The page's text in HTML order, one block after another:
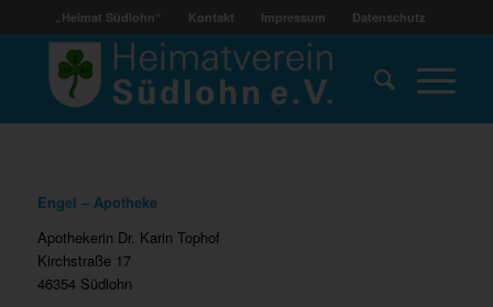
„Heimat Südlohn“ Kontakt Impressum Datenschutz
Engel – Apotheke
Apothekerin Dr. Karin Tophof
Kirchstraße 17
46354 Südlohn